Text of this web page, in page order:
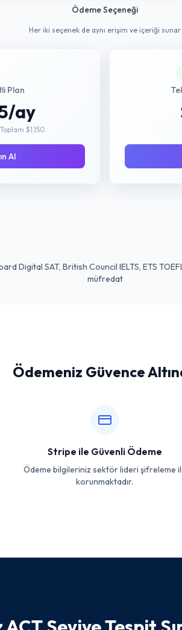
Ödeme Seçeneği
Her iki seçenek de aynı erişim ve içeriği sunar
Plan
ay
$1,150
Al
Digital SAT, British Council IELTS, ETS
müfredat
Ödemeniz Güvence
Stripe ile Güvenli Ödeme
Ödeme bilgileriniz sektör lideri şifreleme
korunmaktadır.